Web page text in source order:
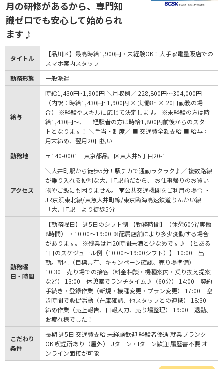
月の研修があるから、専門知
識ゼロでも安心して始められ
ます♪
タイトル
【品川区】最高時給1,900円・未経験OK！大手家電量販店での
スマホ案内スタッフ
勤務形態
一般派遣
給与
時給1,430円~1,900円 ＼月収例／ 228,800円～304,000円
（内訳：時給1,430円~1,900円 × 実働8h × 20日勤務の場
合） ※経験やスキルに応じて決定します。 ※未経験の方は時
給1,430円～、 経験者の方は時給1,800円前後からのスター
トとなります！ ＼手当・制度／ ■ 交通費全額支給 ■ 給与：
月末締め、翌月20日払い
勤務地
〒140-0001 東京都品川区東大井5丁目20-1
アクセス
＼大井町駅から徒歩5分！駅チカで通勤ラクラク♪／ 複数路線
が乗り入れる便利な大井町駅前だから、 お仕事帰りのお買い
物やご飯にも困りません。 ▼公共交通機関をご利用の場合 ・
JR京浜東北線/東急大井町線/東京臨海高速鉄道りんかい線
「大井町駅」より徒歩5分
勤務曜
日・時間
【勤務曜日】 週5日のシフト制 【勤務時間】（休憩60分/実働
8時間） ・10:00～19:00 ※配属店舗により多少変動する場合
があります。 ※残業は月20時間未満と少なめです♪ 【とある
1日のスケジュール例（10:00～19:00シフト）】 10:00 出
勤。朝礼（目標共有、キャンペーン確認、売り場準備）
10:30 売り場での接客（料金相談・機種案内・乗り換え提案
など） 13:00 休憩室でランチタイム♪（60分） 14:00 契約
手続き・登録作業（新規・機種変更・プラン変更） 17:00 空
き時間で販促活動（在庫確認、他スタッフとの連携） 18:30
締め作業（売上報告、日報入力、売り場整理） 19:00 退勤。
お疲れ様でした！
こだわり
条件
長期 週5日 交通費支給 未経験歓迎 経験者優遇 就業ブランク
OK 喫煙所あり（屋外） Uターン・Iターン歓迎 履歴書不要 オ
ンライン面接が可能